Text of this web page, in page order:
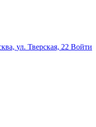
ул. Тверская, 22 Войти